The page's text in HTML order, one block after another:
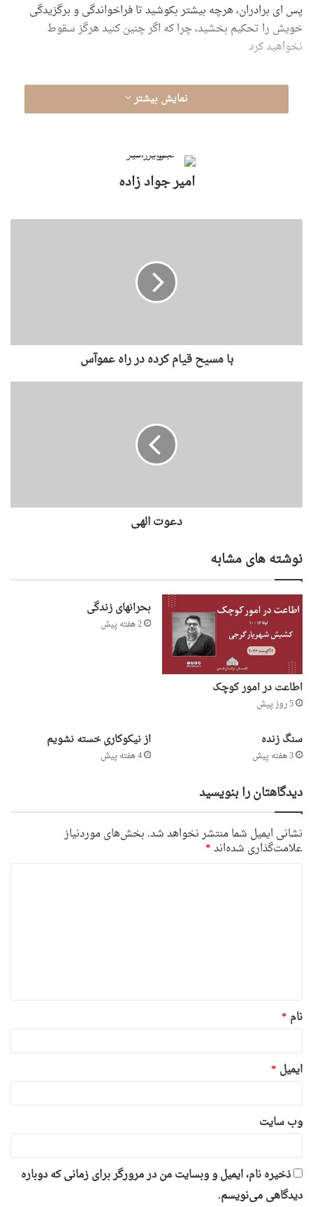
پس ای برادران، هرچه بیشتر بکوشید تا فراخواندگی و برگزیدگی
خویش را تحکیم بخشید، چرا که اگر چنین کنید هرگز سقوط
نخواهید کرد
نمایش بیشتر
امير جواد زاده
با مسیح قیام کرده در راه عموآس
دعوت الهی
نوشته های مشابه
اطاعت در امور کوچک
5 روز پیش
بحرانهای زندگی
2 هفته پیش
سنگ زنده
3 هفته پیش
از نیکوکاری خسته نشویم
4 هفته پیش
دیدگاهتان را بنویسید
نشانی ایمیل شما منتشر نخواهد شد. بخش‌های موردنیاز
علامت‌گذاری شده‌اند*
*
نام *
ایمیل *
وب‌ سایت
ذخیره نام، ایمیل و وبسایت من در مرورگر برای زمانی که دوباره
دیدگاهی می‌نویسم.